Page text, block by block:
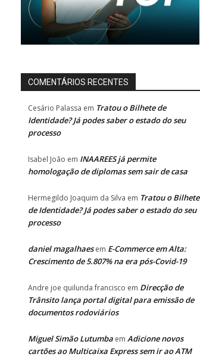
COMENTÁRIOS RECENTES
Cesário Palassa em Tratou o Bilhete de
Identidade? Já podes saber o estado do seu
processo
Isabel João em INAAREES já permite
homologação de diplomas sem sair de casa
Hermegildo Joaquim da Silva em Tratou o Bilhete
de Identidade? Já podes saber o estado do seu
processo
daniel magalhaesem E-Commerce em Alta:
Crescimento de 5.807% na era pós-Covid-19
Andre joe quilunda francisco em Direcção de
Trânsito lança portal digital para emissão de
documentos rodoviários
Miguel Simão Lutumba em Adicione novos
cartões ao Multicaixa Express sem ir ao ATM